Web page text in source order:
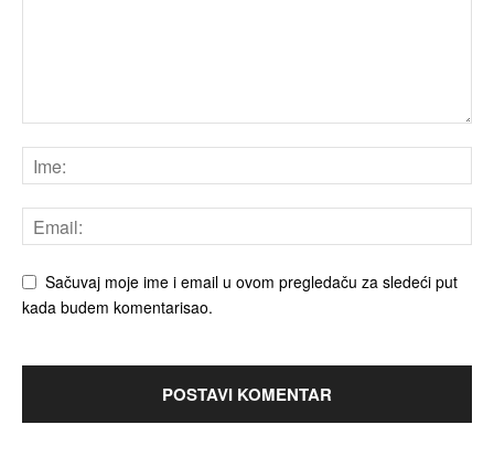
Sačuvaj moje ime i email u ovom pregledaču za sledeći put
kada budem komentarisao.